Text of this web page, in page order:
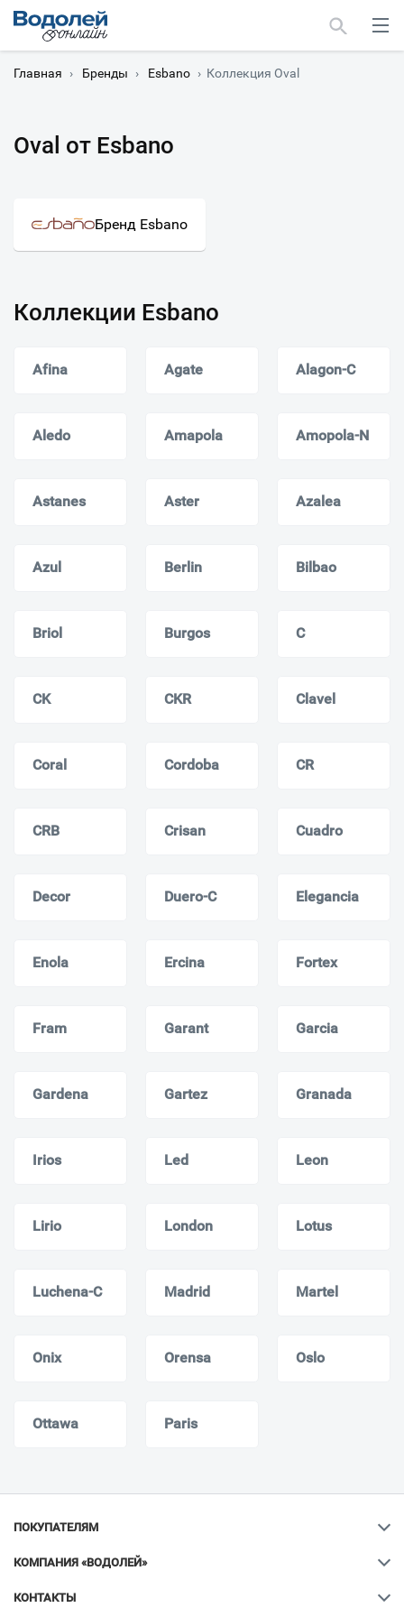
Главная › Бренды › Esbano › Коллекция Oval
Oval от Esbano
Бренд Esbano
Коллекции Esbano
Afina Agate Alagon-C
Aledo Amapola Amopola-N
Astanes Aster Azalea
Azul Berlin Bilbao
Briol Burgos C
CK CKR Clavel
Coral Cordoba CR
CRB Crisan Cuadro
Decor Duero-C Elegancia
Enola Ercina Fortex
Fram Garant Garcia
Gardena Gartez Granada
Irios Led Leon
Lirio London Lotus
Luchena-C Madrid Martel
Onix Orensa Oslo
Ottawa Paris
ПОКУПАТЕЛЯМ
КОМПАНИЯ «ВОДОЛЕЙ»
КОНТАКТЫ